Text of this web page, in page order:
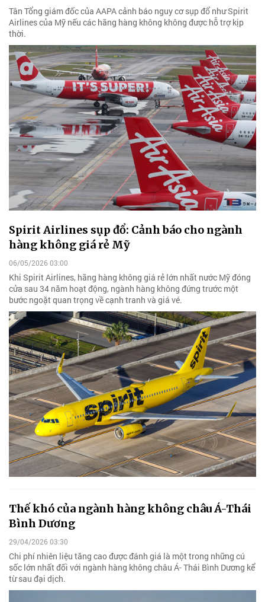
Tân Tổng giám đốc của AAPA cảnh báo nguy cơ sụp đổ như Spirit
Airlines của Mỹ nếu các hãng hàng không không được hỗ trợ kịp
thời.
Spirit Airlines sụp đổ: Cảnh báo cho ngành
hàng không giá rẻ Mỹ
06/05/2026 03:00
Khi Spirit Airlines, hãng hàng không giá rẻ lớn nhất nước Mỹ đóng
cửa sau 34 năm hoạt động, ngành hàng không đứng trước một
bước ngoặt quan trọng về cạnh tranh và giá vé.
Thế khó của ngành hàng không châu Á-Thái
Bình Dương
29/04/2026 03:30
Chi phí nhiên liệu tăng cao được đánh giá là một trong những cú
sốc lớn nhất đối với ngành hàng không châu Á- Thái Bình Dương kể
từ sau đại dịch.